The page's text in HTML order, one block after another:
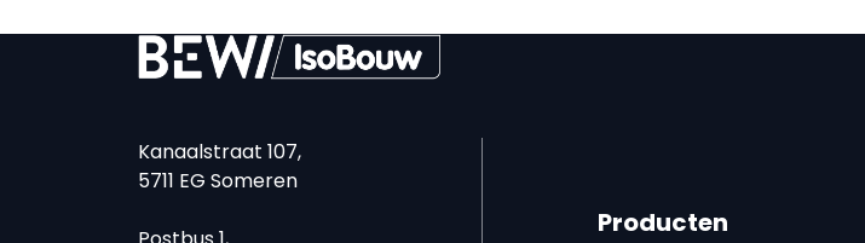
Kanaalstraat 107,
5711 EG Someren
Producten